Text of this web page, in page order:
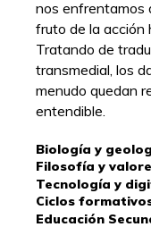
nos enfrentamos
fruto de la acción
Tratando de
transmedial, los
menudo quedan
entendible.
Biología y
Filosofía y
Tecnología y
Ciclos
Educación